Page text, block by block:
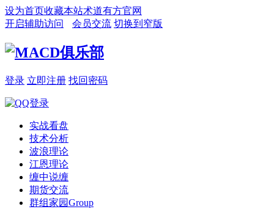
设为首页收藏本站术道有方官网
开启辅助访问
会员交流 切换到窄版
登录 立即注册 找回密码
实战看盘
技术分析
波浪理论
江恩理论
缠中说缠
期货交流
群组家园Group